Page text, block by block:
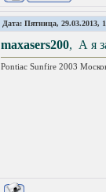
Дата: Пятница, 29.03.2013,
maxasers200, А я
Pontiac Sunfire 2003